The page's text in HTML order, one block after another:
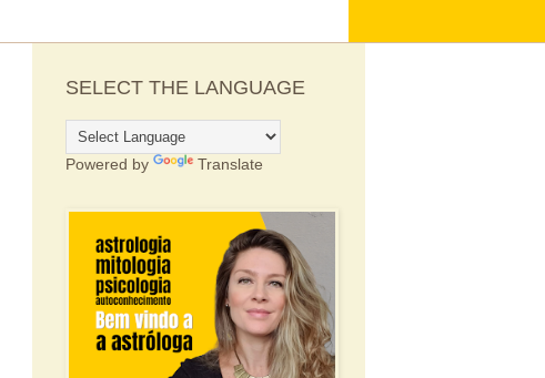
SELECT THE LANGUAGE
Powered by Translate